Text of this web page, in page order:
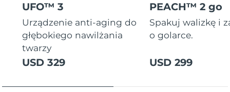
UFO™ 3
Urządzenie anti-aging do
głębokiego nawilżania
twarzy
USD 329
PEACH™ 2 go
Spakuj walizkę i
o golarce.
USD 299